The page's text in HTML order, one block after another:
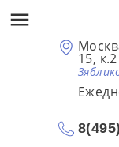
15, к.2